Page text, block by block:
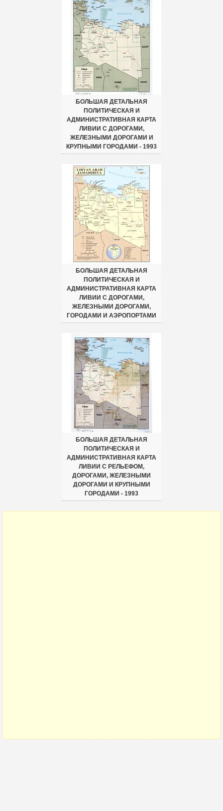
БОЛЬШАЯ ДЕТАЛЬНАЯ
ПОЛИТИЧЕСКАЯ И
АДМИНИСТРАТИВНАЯ КАРТА
ЛИВИИ С ДОРОГАМИ,
ЖЕЛЕЗНЫМИ ДОРОГАМИ И
КРУПНЫМИ ГОРОДАМИ - 1993
БОЛЬШАЯ ДЕТАЛЬНАЯ
ПОЛИТИЧЕСКАЯ И
АДМИНИСТРАТИВНАЯ КАРТА
ЛИВИИ С ДОРОГАМИ,
ЖЕЛЕЗНЫМИ ДОРОГАМИ,
ГОРОДАМИ И АЭРОПОРТАМИ
БОЛЬШАЯ ДЕТАЛЬНАЯ
ПОЛИТИЧЕСКАЯ И
АДМИНИСТРАТИВНАЯ КАРТА
ЛИВИИ С РЕЛЬЕФОМ,
ДОРОГАМИ, ЖЕЛЕЗНЫМИ
ДОРОГАМИ И КРУПНЫМИ
ГОРОДАМИ - 1993